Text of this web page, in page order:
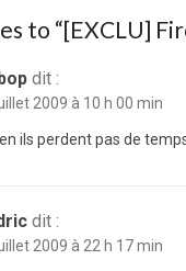
to “[EXCLU]
dit :
2009 à 10 h 00 min
ils perdent pas de
dit :
2009 à 22 h 17 min